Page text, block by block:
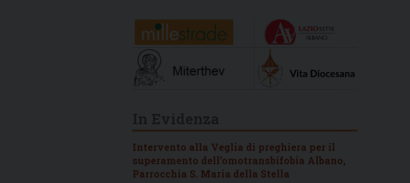
Intervento alla Veglia di preghiera per il
superamento dell’omotransbifobia Albano,
Parrocchia S. Maria della Stella